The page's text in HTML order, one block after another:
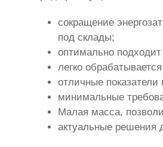
сокращение
под склады;
оптимально
легко
отличные
минимальные
Малая масса,
актуальные решения